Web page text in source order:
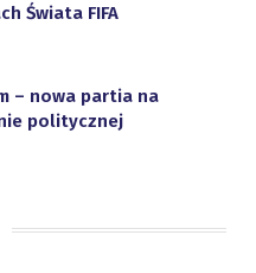
Świata FIFA
– nowa partia na
politycznej